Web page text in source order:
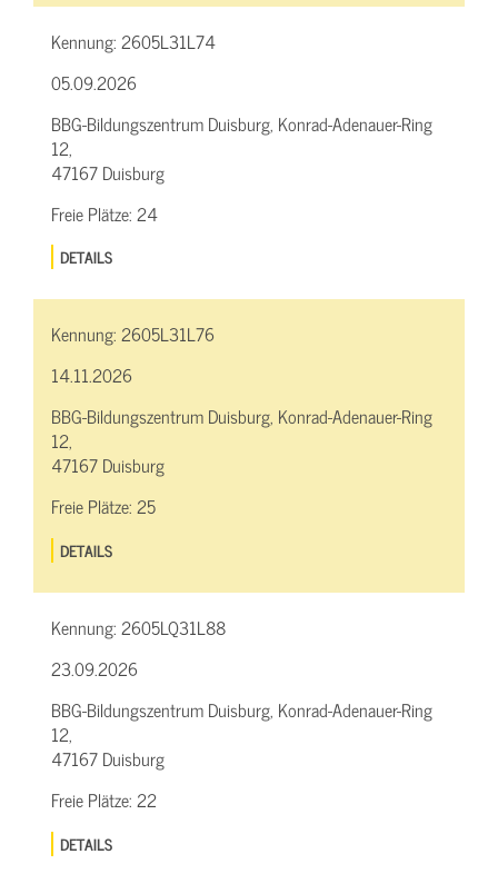
Kennung:2605L31L74
05.09.2026
BBG-Bildungszentrum Duisburg, Konrad-Adenauer-Ring
12,
47167 Duisburg
Freie Plätze:24
DETAILS
Kennung:2605L31L76
14.11.2026
BBG-Bildungszentrum Duisburg, Konrad-Adenauer-Ring
12,
47167 Duisburg
Freie Plätze:25
DETAILS
Kennung:2605LQ31L88
23.09.2026
BBG-Bildungszentrum Duisburg, Konrad-Adenauer-Ring
12,
47167 Duisburg
Freie Plätze:22
DETAILS